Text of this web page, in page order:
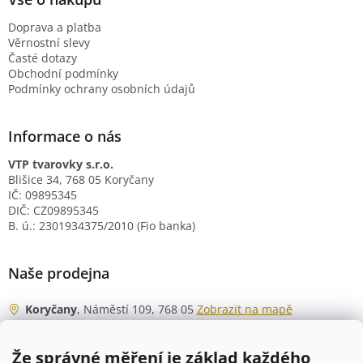
Že správné měření je základ každého
Doprava a platba
Věrnostní slevy
Časté dotazy
Obchodní podmínky
Podmínky ochrany osobních údajů
Informace o nás
VTP tvarovky s.r.o.
Blišice 34, 768 05 Koryčany
IČ: 09895345
DIČ: CZ09895345
B. ú.: 2301934375/2010 (Fio banka)
Naše prodejna
Koryčany, Náměstí 109, 768 05Zobrazit na mapě